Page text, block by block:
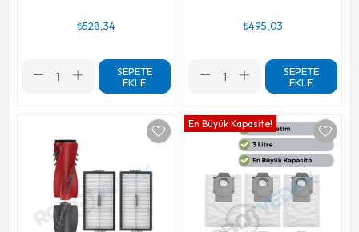
₺528,34
SEPETE
EKLE
₺495,03
SEPETE
EKLE
En Büyük Kapasite!